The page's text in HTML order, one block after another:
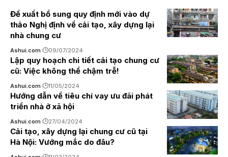
Đề xuất bổ sung quy định mới vào dự
thảo Nghị định về cải tạo, xây dựng lại
nhà chung cư
Ashui.com 09/07/2024
Lập quy hoạch chi tiết cải tạo chung cư
cũ: Việc không thể chậm trễ!
Ashui.com 11/05/2024
Hướng dẫn về tiêu chí vay ưu đãi phát
triển nhà ở xã hội
Ashui.com 27/04/2024
Cải tạo, xây dựng lại chung cư cũ tại
Hà Nội: Vướng mắc do đâu?